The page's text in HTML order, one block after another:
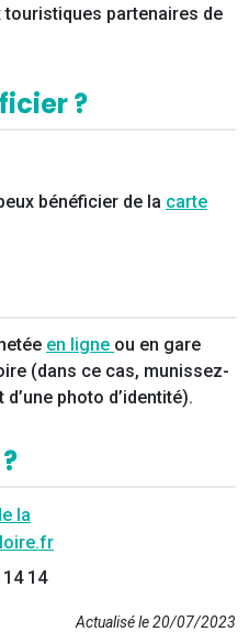
touristiques partenaires de
?
bénéficier de la carte
en ligne ou en gare
(dans ce cas, munissez-
photo d’identité).
la
14
Actualisé le 20/07/2023